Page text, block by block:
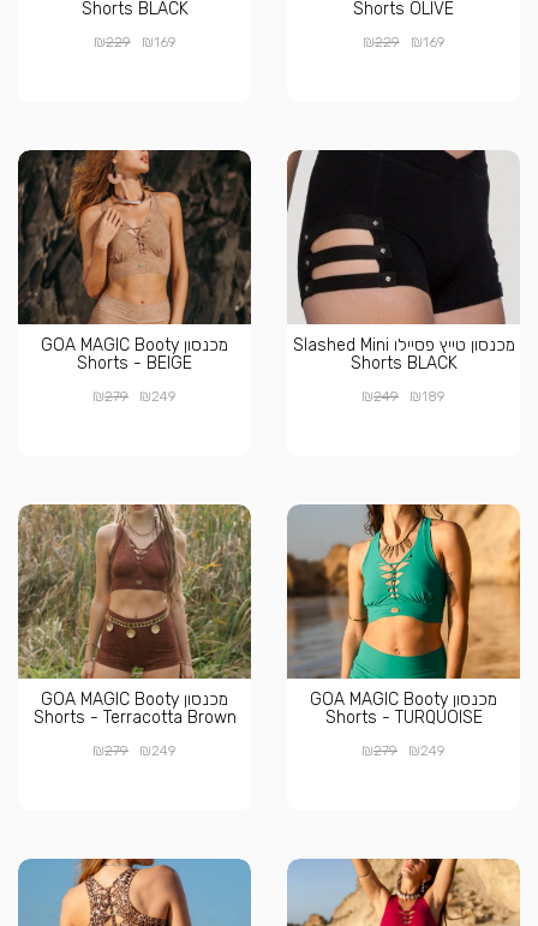
Shorts OLIVE
₪169
₪229
Shorts BLACK
₪169
₪229
מכנסון טייץ פסיילו Slashed Mini
Shorts BLACK
₪189
₪249
מכנסון GOA MAGIC Booty
Shorts - BEIGE
₪249
₪279
מכנסון GOA MAGIC Booty
Shorts - TURQUOISE
₪249
₪279
מכנסון GOA MAGIC Booty
Shorts - Terracotta Brown
₪249
₪279